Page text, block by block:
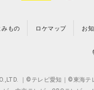
みもの ロケマップ お
｜©テレビ愛知｜©東海